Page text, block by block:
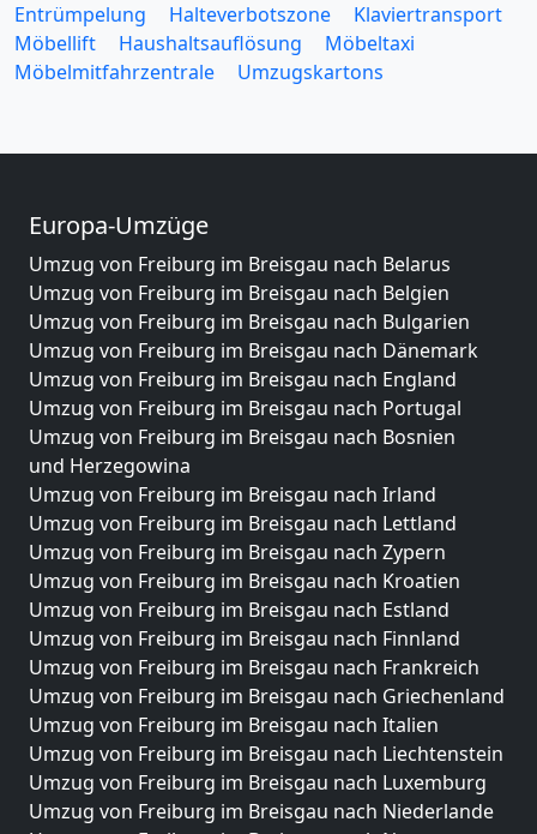
Entrümpelung
Halteverbotszone
Klaviertransport
Möbellift
Haushaltsauflösung
Möbeltaxi
Möbelmitfahrzentrale
Umzugskartons
Europa-Umzüge
Umzug von Freiburg im Breisgau nach Belarus
Umzug von Freiburg im Breisgau nach Belgien
Umzug von Freiburg im Breisgau nach Bulgarien
Umzug von Freiburg im Breisgau nach Dänemark
Umzug von Freiburg im Breisgau nach England
Umzug von Freiburg im Breisgau nach Portugal
Umzug von Freiburg im Breisgau nach Bosnien
und Herzegowina
Umzug von Freiburg im Breisgau nach Irland
Umzug von Freiburg im Breisgau nach Lettland
Umzug von Freiburg im Breisgau nach Zypern
Umzug von Freiburg im Breisgau nach Kroatien
Umzug von Freiburg im Breisgau nach Estland
Umzug von Freiburg im Breisgau nach Finnland
Umzug von Freiburg im Breisgau nach Frankreich
Umzug von Freiburg im Breisgau nach Griechenland
Umzug von Freiburg im Breisgau nach Italien
Umzug von Freiburg im Breisgau nach Liechtenstein
Umzug von Freiburg im Breisgau nach Luxemburg
Umzug von Freiburg im Breisgau nach Niederlande